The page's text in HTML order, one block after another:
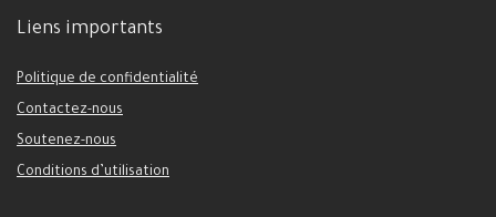
Liens importants
Politique de confidentialité
Contactez-nous
Soutenez-nous
Conditions d’utilisation